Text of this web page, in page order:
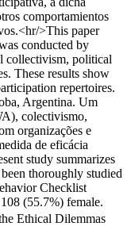
comportamientos
>This paper
conducted by
collectivism, political
These results show
repertoires.
Argentina. Um
colectivismo,
organizações e
de eficácia
study summarizes
thoroughly studied
Checklist
(55.7%) female.
Ethical Dilemmas